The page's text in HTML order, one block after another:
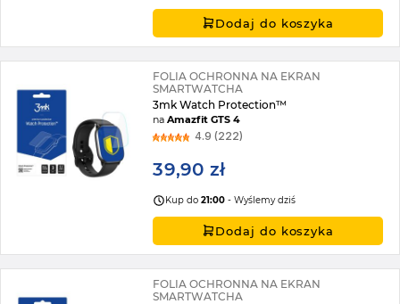
Dodaj do koszyka
FOLIA OCHRONNA NA EKRAN
SMARTWATCHA
3mk Watch Protection™
naAmazfit GTS 4
4.9 (222)
39,90 zł
Kup do21:00 - Wyślemy dziś
Dodaj do koszyka
FOLIA OCHRONNA NA EKRAN
SMARTWATCHA